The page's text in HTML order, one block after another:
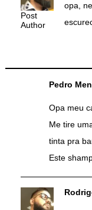
Post
Author
opa,
Pedro
Opa meu
Me tire
tinta pra
Este